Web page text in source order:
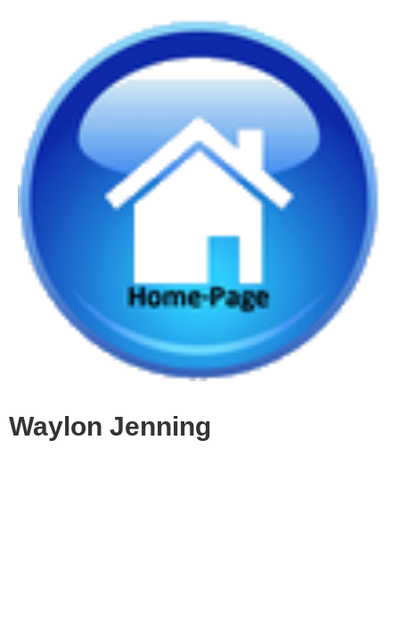
Waylon Jenning